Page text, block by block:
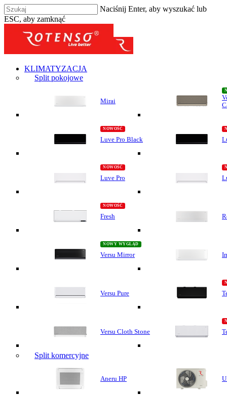
Naciśnij Enter, aby wyszukać lub
ESC, aby zamknąć
KLIMATYZACJA
Split pokojowe
Mirai
Luve Pro Black
Luve Pro
Fresh
Versu Mirror
Versu Pure
Versu Cloth Stone
Split komercyjne
Aneru HP